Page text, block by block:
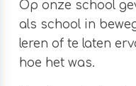
Op onze school
als school in
leren of te laten
hoe het was.